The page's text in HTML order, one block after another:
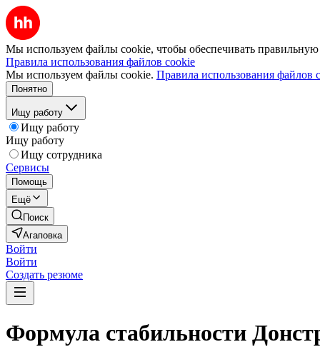
Мы используем файлы cookie, чтобы обеспечивать правильную
Правила использования файлов cookie
Мы используем файлы cookie. Правила использования файлов
Понятно
Ищу работу
Ищу работу
Ищу работу
Ищу сотрудника
Сервисы
Помощь
Ещё
Поиск
Агаповка
Войти
Войти
Создать резюме
Формула стабильности